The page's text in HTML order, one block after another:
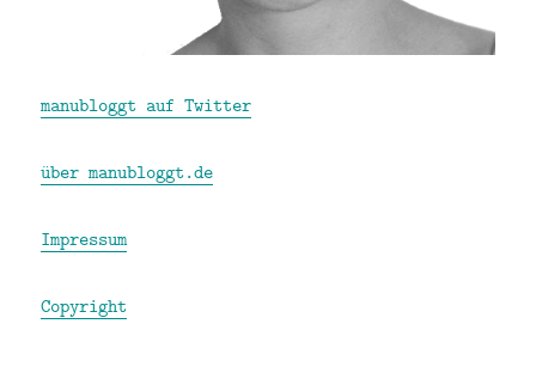
manubloggt auf Twitter
über manubloggt.de
Impressum
Copyright